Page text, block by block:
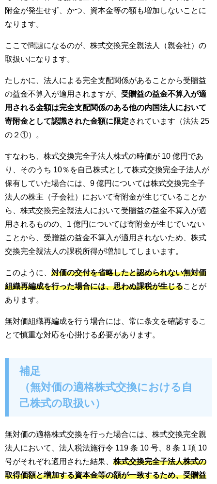
附金が発生せず、かつ、資本金等の額も増加しないことに
なります。
ここで問題になるのが、株式交換完全親法人（親会社）の
取扱いになります。
たしかに、法人による完全支配関係があることから受贈益
の益金不算入が適用されますが、 受贈益の益金不算入が適
用される金額は完全支配関係のある他の内国法人において
寄附金として認識された金額に限定されています（法法 25
の２①）。
すなわち、株式交換完全子法人株式の時価が 10 億円であ
り、そのうち 10％を自己株式として株式交換完全子法人が
保有していた場合には、9 億円については株式交換完全子
法人の株主（子会社）において寄附金が生じていることか
ら、株式交換完全親法人において受贈益の益金不算入が適
用されるものの、1 億円については寄附金が生じていない
ことから、受贈益の益金不算入が適用されないため、株式
交換完全親法人の課税所得が増加してしまいます。
このように、 対価の交付を省略したと認められない無対価
組織再編成を行った場合には、思わぬ課税が生じる ことが
あります。
無対価組織再編成を行う場合には、常に条文を確認するこ
とで慎重な対応を心掛ける必要があります。
補足
（無対価の適格株式交換における自
己株式の取扱い）
無対価の適格株式交換を行った場合には、株式交換完全親
法人において、法人税法施行令 119 条 10 号、8 条 1 項 10
号がそれぞれ適用された結果、 株式交換完全子法人株式の
取得価額と増加する資本金等の額が一致するため、受贈益